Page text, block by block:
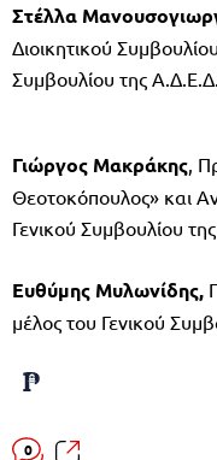
Στέλλα
Διοικητικού
Συμβουλίου της
Γιώργος Μακράκης ,
Θεοτοκόπουλος» και
Γενικού Συμβουλίου
Ευθύμης Μυλωνίδης,
μέλος του Γενικού
0